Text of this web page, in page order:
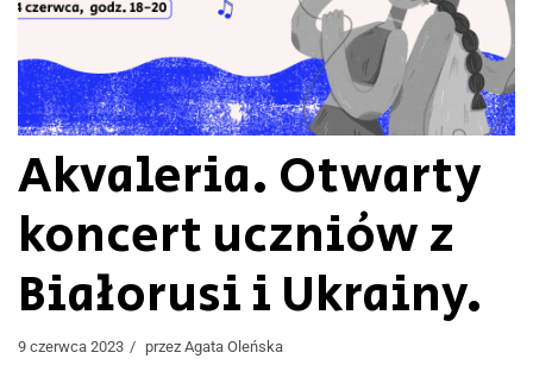
Akvaleria. Otwarty
koncert uczniów z
Białorusi i Ukrainy.
9 czerwca 2023 przez Agata Oleńska